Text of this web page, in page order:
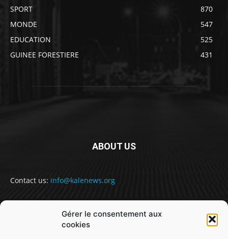
Gérer le consentement aux
cookies
SPORT
870
MONDE
547
EDUCATION
525
GUINEE FORESTIERE
431
ABOUT US
Contact us: info@kalenews.org
FOLLOW US